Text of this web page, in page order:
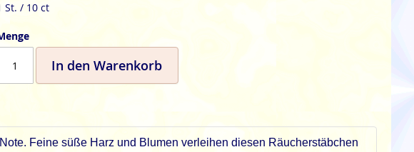
St. / 10 ct
In den Warenkorb
Feine süße Harz und Blumen verleihen diesen Räucherstäbchen